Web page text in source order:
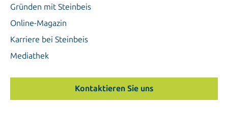
Gründen mit Steinbeis
Online-Magazin
Karriere bei Steinbeis
Mediathek
Kontaktieren Sie uns